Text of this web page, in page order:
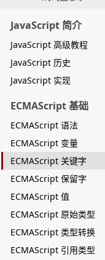
JavaScript 简介
JavaScript 高级教程
JavaScript 历史
JavaScript 实现
ECMAScript 基础
ECMAScript 语法
ECMAScript 变量
ECMAScript 关键字
ECMAScript 保留字
ECMAScript 值
ECMAScript 原始类型
ECMAScript 类型转换
ECMAScript 引用类型